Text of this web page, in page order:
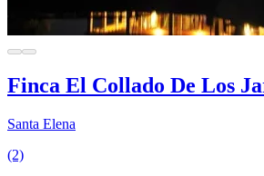
Finca El Collado De Los
Santa Elena
(2)